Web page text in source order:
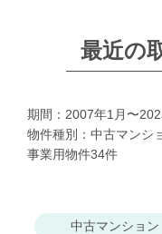
最近の
期間： 2007年1月〜
物件種別：中古マンシ
事業用物件34件
中古マンション